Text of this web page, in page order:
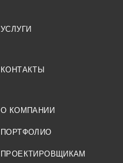
УСЛУГИ
О КОМПАНИИ
ПОРТФОЛИО
ПРОЕКТИРОВЩИКАМ
КОНТАКТЫ